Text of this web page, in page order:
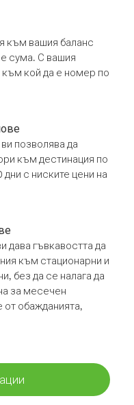
към вашия баланс
е сума. С вашия
кой да е номер по
позволява да
към дестинация по
с ниските цени на
дава гъвкавостта да
към стационарни и
без да се налага да
за месечен
обажданията,